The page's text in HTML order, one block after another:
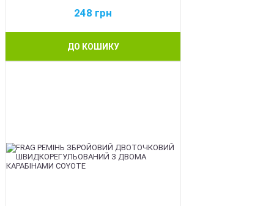
248 грн
ДО КОШИКУ